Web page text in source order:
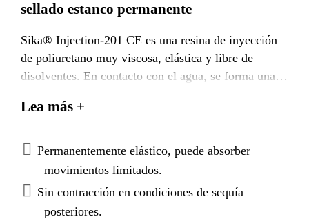
sellado estanco permanente
Sika® Injection-201 CE es una resina de inyección
de poliuretano muy viscosa, elástica y libre de
disolventes. En contacto con el agua, se forma una
impermeable, elástica y flexible.
Lea más +
Permanentemente elástico, puede absorber
movimientos limitados.
Sin contracción en condiciones de sequía
posteriores.